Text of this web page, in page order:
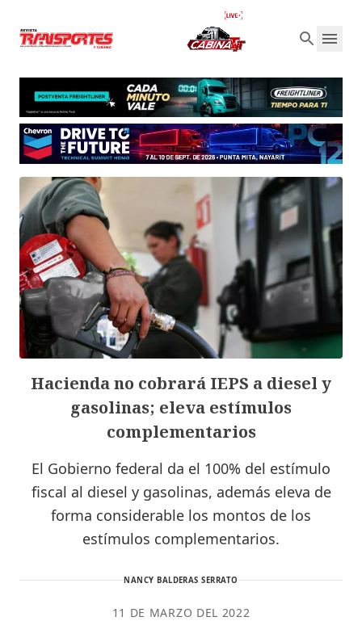
Hacienda no cobrará IEPS a diesel y
gasolinas; eleva estímulos
complementarios
El Gobierno federal da el 100% del estímulo
fiscal al diesel y gasolinas, además eleva de
forma considerable los montos de los
estímulos complementarios.
NANCY BALDERAS SERRATO
11 DE MARZO DEL 2022